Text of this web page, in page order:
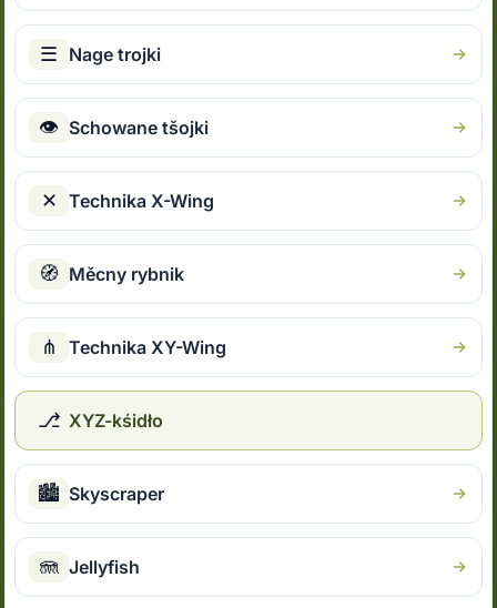
☰ Nage trojki
👁 Schowane tšojki
✕ Technika X-Wing
🧭 Měcny rybnik
⋔ Technika XY-Wing
⎇ XYZ-kśidło
🏙 Skyscraper
🪼 Jellyfish